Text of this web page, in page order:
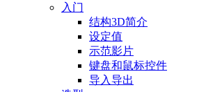
入门
结构3D简介
设定值
示范影片
键盘和鼠标控件
导入导出